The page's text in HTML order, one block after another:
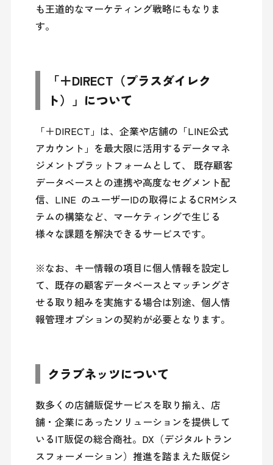
も王道的なマーケティング戦略にもなりま
す。
「＋DIRECT（プラスダイレク
ト）」について
「＋DIRECT」は、企業や店舗の「LINE公式
アカウント」を最大限に活用するデータマネ
ジメントプラットフォームとして、 既存顧客
データベースとの連携や高度なセグメント配
信、LINE  のユーザーIDの取得によるCRMシス
テムの構築など、マーケティングで生じる
様々な課題を解決できるサービスです。
※なお、キー情報の項目に個人情報を設定し
て、既存の顧客データベースとマッチングさ
せる取り組みを実施する場合は別途、個人情
報管理オプションの契約が必要となります。
クラブネッツについて
数多くの店舗販促サービスを取り揃え、店
舗・企業にあったソリューションを提供して
いるIT販促の総合商社。DX（デジタルトラン
スフォーメーション）推進を踏まえた販促シ